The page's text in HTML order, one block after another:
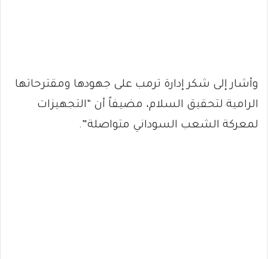
وأشار إلى شكر إدارة ترمب على جهودها ومقترحاتها
الرامية لتحقيق السلام، مضيفاً أن “التجهيزات
لمعركة الشعب السوداني متواصلة”.